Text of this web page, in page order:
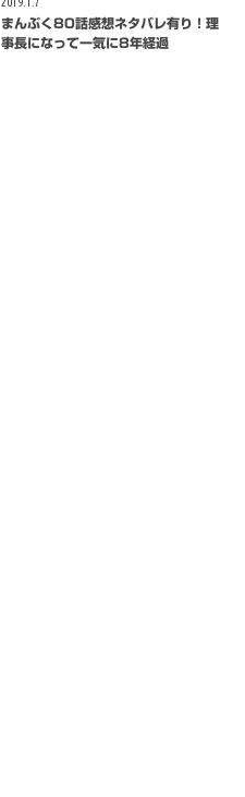
まんぷく80話感想ネタバレ有り！理
事長になって一気に8年経過